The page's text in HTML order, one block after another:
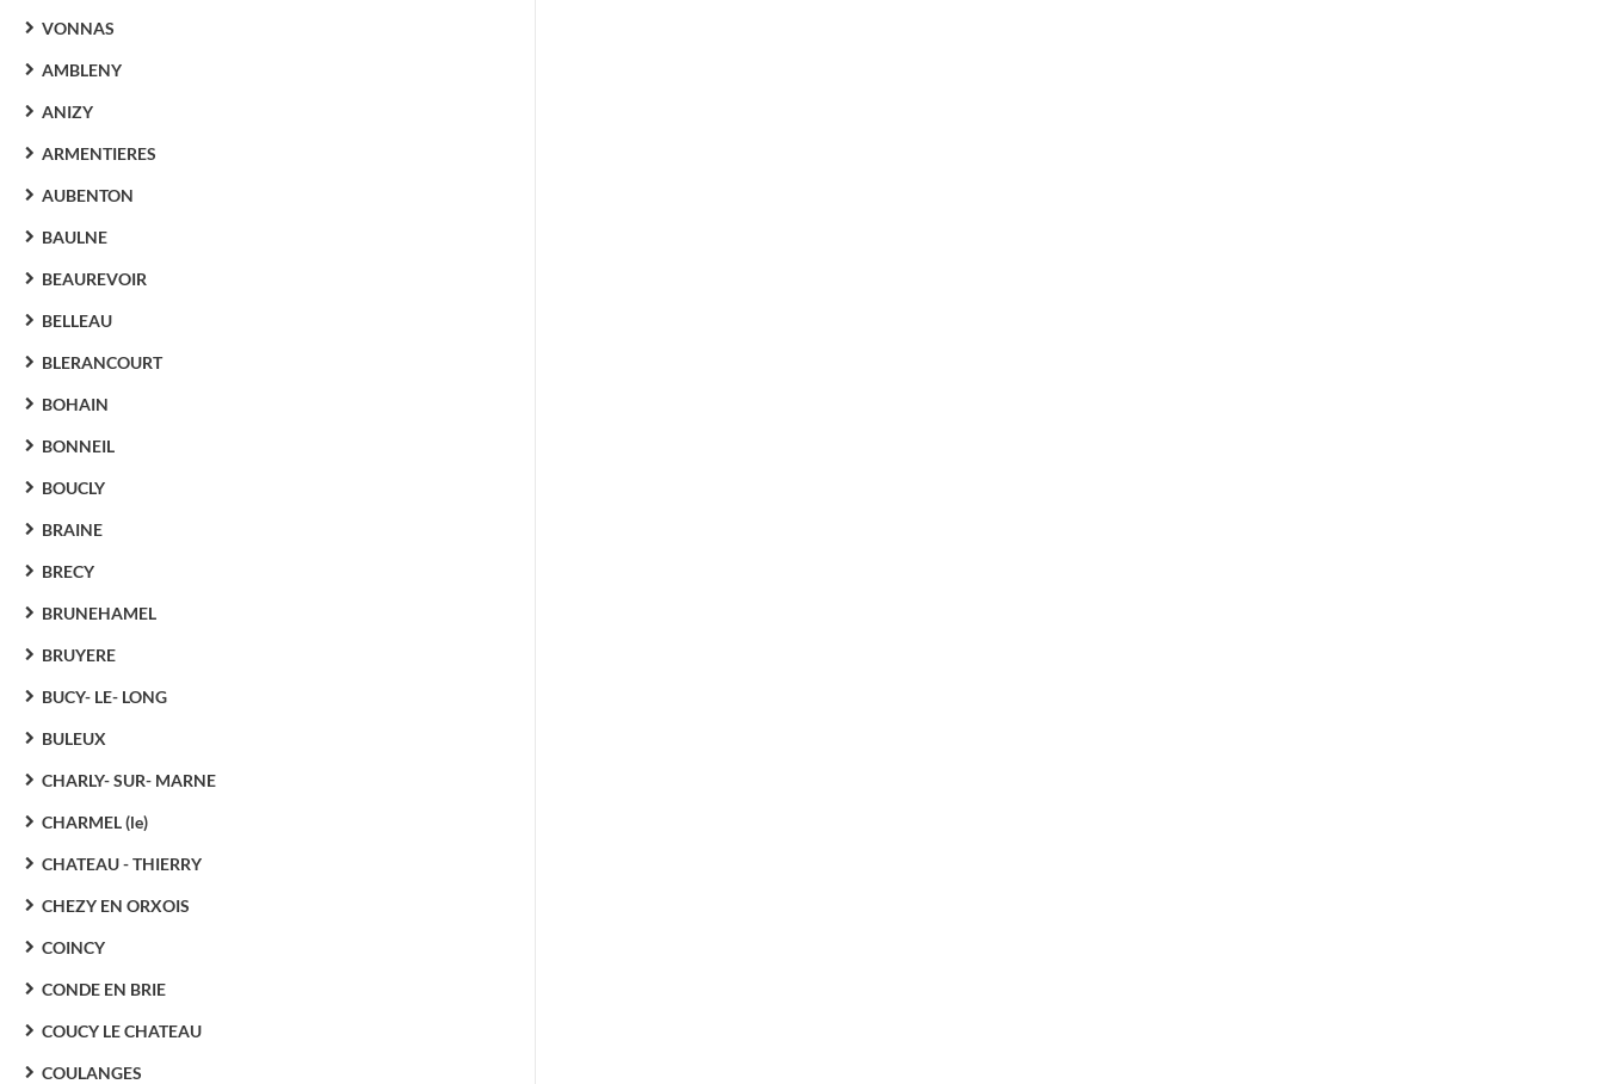
VONNAS
AMBLENY
ANIZY
ARMENTIERES
AUBENTON
BAULNE
BEAUREVOIR
BELLEAU
BLERANCOURT
BOHAIN
BONNEIL
BOUCLY
BRAINE
BRECY
BRUNEHAMEL
BRUYERE
BUCY- LE- LONG
BULEUX
CHARLY- SUR- MARNE
CHARMEL (le)
CHATEAU - THIERRY
CHEZY EN ORXOIS
COINCY
CONDE EN BRIE
COUCY LE CHATEAU
COULANGES